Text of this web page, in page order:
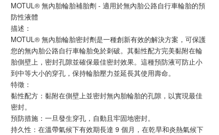
MOTUL® 無內胎輪胎補胎劑 - 適用於無內胎公路自行車輪胎的預
防性液體
描述：
MOTUL® 無內胎輪胎密封劑是一種創新有效的解決方案，可保護
您的無內胎公路自行車輪胎免於刺破。其黏性配方完美黏附在輪
胎側壁上，密封孔隙並確保最佳密封效果。這種預防液可防止小
到中等大小的穿孔，保持輪胎壓力並延長其使用壽命。
特徵：
黏性配方：黏附在側壁上並密封無內胎輪胎的孔隙，以實現最佳
密封。
預防措施：一旦發生穿孔，自動且牢固地密封。
持久性：在溫帶氣候下有效期長達 9 個月，在乾旱和炎熱氣候下